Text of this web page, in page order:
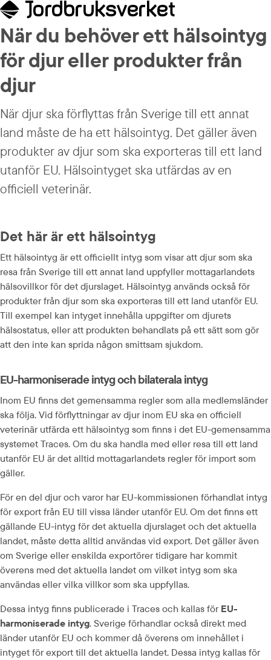
När du behöver ett hälsointyg
för djur eller produkter från
djur
När djur ska förflyttas från Sverige till ett annat
land måste de ha ett hälsointyg. Det gäller även
produkter av djur som ska exporteras till ett land
utanför EU. Hälsointyget ska utfärdas av en
officiell veterinär.
Det här är ett hälsointyg
Ett hälsointyg är ett officiellt intyg som visar att djur som ska
resa från Sverige till ett annat land uppfyller mottagar­landets
hälsovillkor för det djurslaget. Hälsointyg används också för
produkter från djur som ska exporteras till ett land utanför EU.
Till exempel kan intyget innehålla uppgifter om djurets
hälsostatus, eller att produkten behandlats på ett sätt som gör
att den inte kan sprida någon smittsam sjukdom.
EU-harmoniserade intyg och bilaterala intyg
Inom EU finns det gemensamma regler som alla medlemsländer
ska följa. Vid förflyttningar av djur inom EU ska en officiell
veterinär utfärda ett hälsointyg som finns i det EU-gemensamma
systemet Traces. Om du ska handla med eller resa till ett land
utanför EU är det alltid mottagar­landets regler för import som
gäller.
För en del djur och varor har EU-kommissionen förhandlat intyg
för export från EU till vissa länder utanför EU. Om det finns ett
gällande EU-intyg för det aktuella djurslaget och det aktuella
landet, måste detta alltid användas vid export. Det gäller även
om Sverige eller enskilda exportörer tidigare har kommit
överens med det aktuella landet om vilket intyg som ska
användas eller vilka villkor som ska uppfyllas.
Dessa intyg finns publicerade i Traces och kallas för EU-
harmoniserade intyg. Sverige förhandlar också direkt med
länder utanför EU och kommer då överens om innehållet i
intyget för export till det aktuella landet. Dessa intyg kallas för